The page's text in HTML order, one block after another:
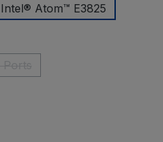
Intel® Atom™ E3825